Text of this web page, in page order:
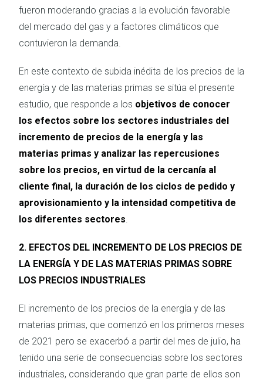
fueron moderando gracias a la evolución favorable
del mercado del gas y a factores climáticos que
contuvieron la demanda.
En este contexto de subida inédita de los precios de la
energía y de las materias primas se sitúa el presente
estudio, que responde a los objetivos de conocer
los efectos sobre los sectores industriales del
incremento de precios de la energía y las
materias primas y analizar las repercusiones
sobre los precios, en virtud de la cercanía al
cliente final, la duración de los ciclos de pedido y
aprovisionamiento y la intensidad competitiva de
los diferentes sectores
2. EFECTOS DEL INCREMENTO DE LOS PRECIOS DE
LA ENERGÍA Y DE LAS MATERIAS PRIMAS SOBRE
LOS PRECIOS INDUSTRIALES
El incremento de los precios de la energía y de las
materias primas, que comenzó en los primeros meses
de 2021 pero se exacerbó a partir del mes de julio, ha
tenido una serie de consecuencias sobre los sectores
industriales, considerando que gran parte de ellos son